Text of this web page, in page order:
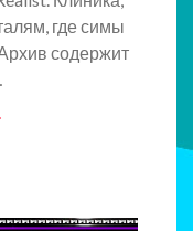
где симы
содержит